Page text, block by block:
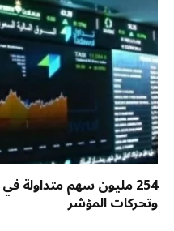
254 مليون سهم متداولة
وتحركات المؤشر